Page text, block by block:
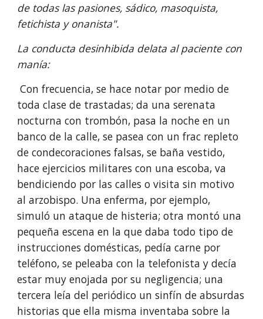
de todas las pasiones, sádico, masoquista,
fetichista y onanista".
La conducta desinhibida delata al paciente con
manía:
Con frecuencia, se hace notar por medio de
toda clase de trastadas; da una serenata
nocturna con trombón, pasa la noche en un
banco de la calle, se pasea con un frac repleto
de condeco­raciones falsas, se baña vestido,
hace ejercicios militares con una escoba, va
bendiciendo por las calles o visita sin motivo
al arzobispo. Una enferma, por ejemplo,
simuló un ataque de histeria; otra montó una
pequeña escena en la que daba todo tipo de
instrucciones domésticas, pedía carne por
teléfono, se peleaba con la telefonista y decía
estar muy enojada por su negligencia; una
tercera leía del periódico un sinfín de absurdas
historias que ella misma inventaba sobre la